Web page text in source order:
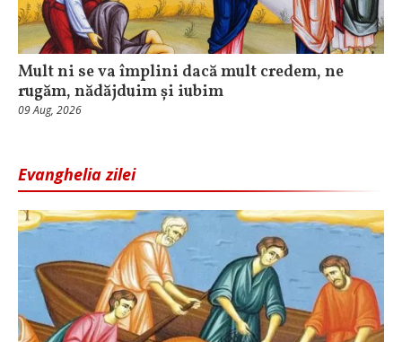
Mult ni se va împlini dacă mult credem, ne
rugăm, nădăjduim și iubim
09 Aug, 2026
Evanghelia zilei